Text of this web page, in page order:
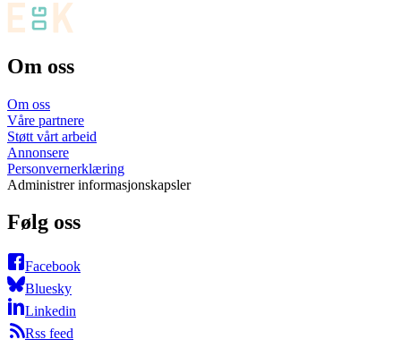
Om oss
Om oss
Våre partnere
Støtt vårt arbeid
Annonsere
Personvernerklæring
Administrer informasjonskapsler
Følg oss
Facebook
Bluesky
Linkedin
Rss feed